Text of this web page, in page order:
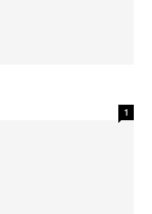
1